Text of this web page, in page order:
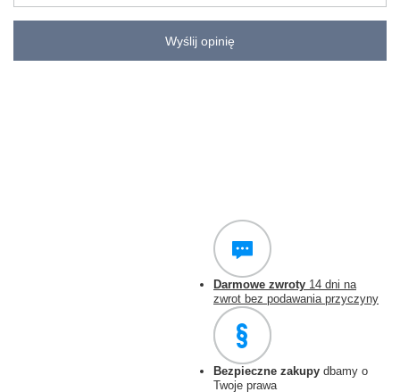
Wyślij opinię
Darmowe zwroty 14 dni na
zwrot bez podawania przyczyny
Bezpieczne zakupy dbamy o
Twoje prawa